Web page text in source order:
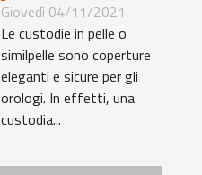
custodia per
orologi in
pelle e
similpelle
Giovedì 04/11/2021
Le custodie in pelle o
similpelle sono coperture
eleganti e sicure per gli
orologi. In effetti, una
custodia...